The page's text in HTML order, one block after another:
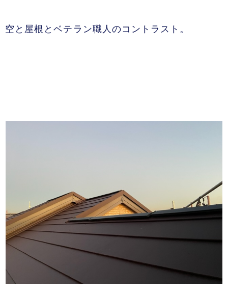
空と屋根とベテラン職人のコントラスト。